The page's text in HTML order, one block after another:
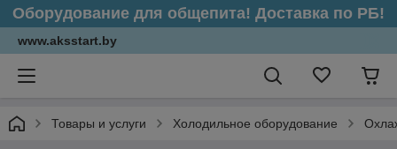
Оборудование для общепита! Доставка по РБ!
www.aksstart.by
Товары и услуги Холодильное оборудование